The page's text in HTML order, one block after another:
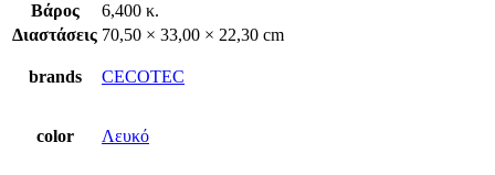
Βάρος
6,400 κ.
Διαστάσεις 70,50 × 33,00 × 22,30 cm
brands CECOTEC
color Λευκό